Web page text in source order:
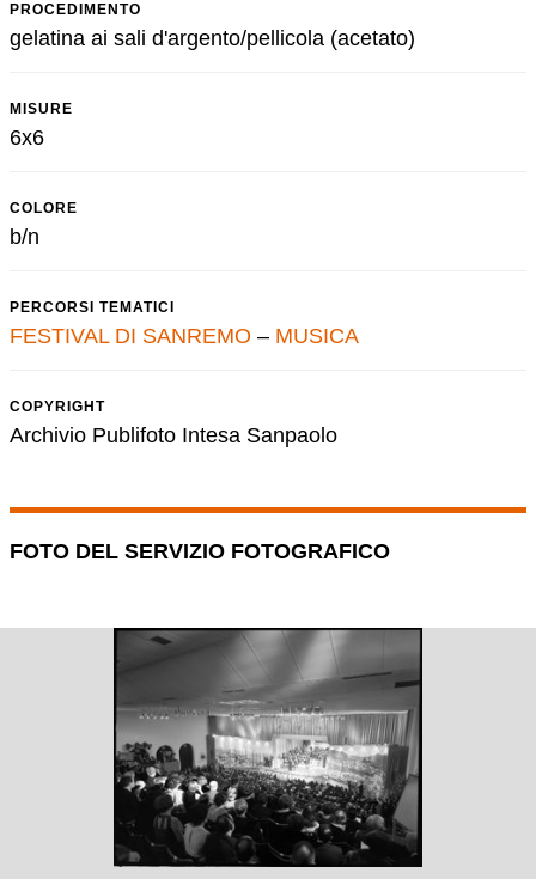
PROCEDIMENTO
gelatina ai sali d'argento/pellicola (acetato)
MISURE
6x6
COLORE
b/n
PERCORSI TEMATICI
FESTIVAL DI SANREMO – MUSICA
COPYRIGHT
Archivio Publifoto Intesa Sanpaolo
FOTO DEL SERVIZIO FOTOGRAFICO